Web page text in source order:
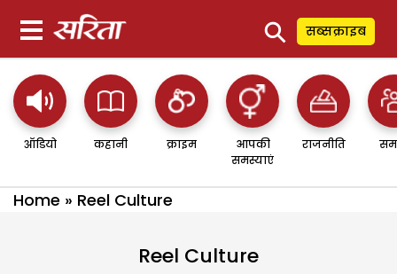
⚲ सब्सक्राइब
ऑडियो कहानी क्राइम
आपकी
समस्याएं
राजनीति
Home » Reel Culture
Reel Culture